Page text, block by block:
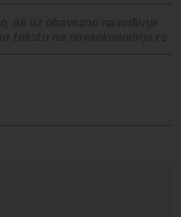
ali uz obavezno navođenje
tekstu na novaekonomija.rs